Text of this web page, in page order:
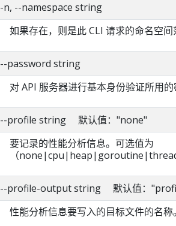
-n, --namespace string
如果存在，则是此 CLI 请求的命名空间
--password string
对 API 服务器进行基本身份验证所用的
--profile string 默认值："none"
要记录的性能分析信息。可选值为
（
--profile-output string 默认值：
性能分析信息要写入的目标文件的名称。